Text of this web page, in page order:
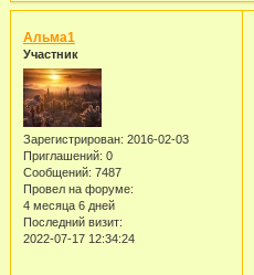
Альма1
Участник
Зарегистрирован: 2016-02-03
Приглашений: 0
Сообщений: 7487
Провел на форуме:
4 месяца 6 дней
Последний визит:
2022-07-17 12:34:24